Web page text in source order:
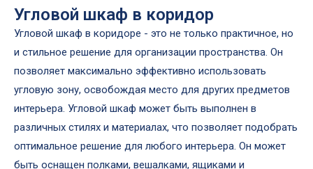
Угловой шкаф в коридор
Угловой шкаф в коридоре - это не только практичное, но
и стильное решение для организации пространства. Он
позволяет максимально эффективно использовать
угловую зону, освобождая место для других предметов
интерьера. Угловой шкаф может быть выполнен в
различных стилях и материалах, что позволяет подобрать
оптимальное решение для любого интерьера. Он может
быть оснащен полками, вешалками, ящиками и